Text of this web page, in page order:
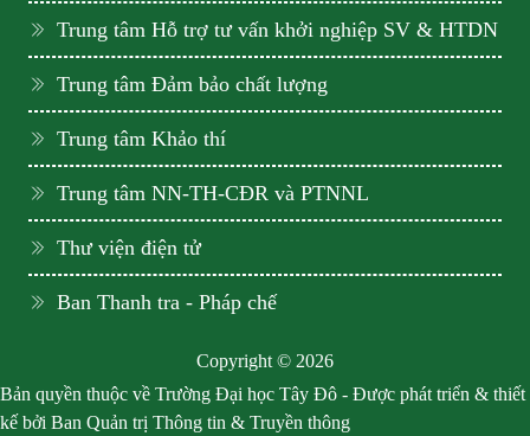
Trung tâm Hỗ trợ tư vấn khởi nghiệp SV & HTDN
Trung tâm Đảm bảo chất lượng
Trung tâm Khảo thí
Trung tâm NN-TH-CĐR và PTNNL
Thư viện điện tử
Ban Thanh tra - Pháp chế
Copyright © 2026
Bản quyền thuộc về Trường Đại học Tây Đô - Được phát triển & thiết
kế bởi Ban Quản trị Thông tin & Truyền thông